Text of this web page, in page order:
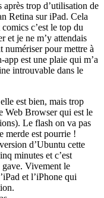
après trop d’utilisation de
Retina sur iPad. Cela
c’est le top du
et je ne m’y attendais
numériser pour mettre à
est une plaie qui m’a
introuvable dans le
est bien, mais trop
Web Browser qui est le
Le flash on va pas
merde est pourrie !
d’Ubuntu cette
minutes et c’est
Vivement le
et l’iPhone qui